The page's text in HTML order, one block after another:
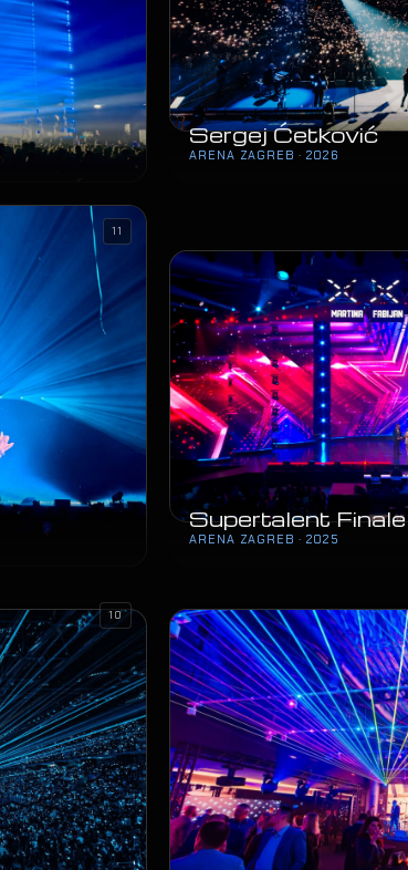
Sergej Ćetković
ARENA ZAGREB · 2026
11
Supertalent Finale
ARENA ZAGREB · 2025
10